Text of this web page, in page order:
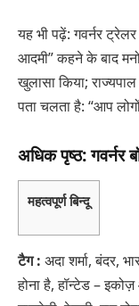
यह भी पढ़ें: गवर्नर ट्रेलर
आदमी” कहने के बाद
खुलासा किया;
पता चलता है: “आप
अधिक पृष्ठ:
महत्वपूर्ण बिन्दू
टैग : अदा शर्मा, बंदर,
होना है, हॉन्टेड –